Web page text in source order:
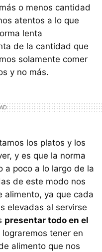
o menos cantidad
atentos a lo que
lenta
de la cantidad que
solamente comer
y no más.
los platos y los
y es que la norma
a poco a lo largo de la
de este modo nos
alimento, ya que cada
elevadas al servirse
presentar todo en el
tener en
alimento que nos